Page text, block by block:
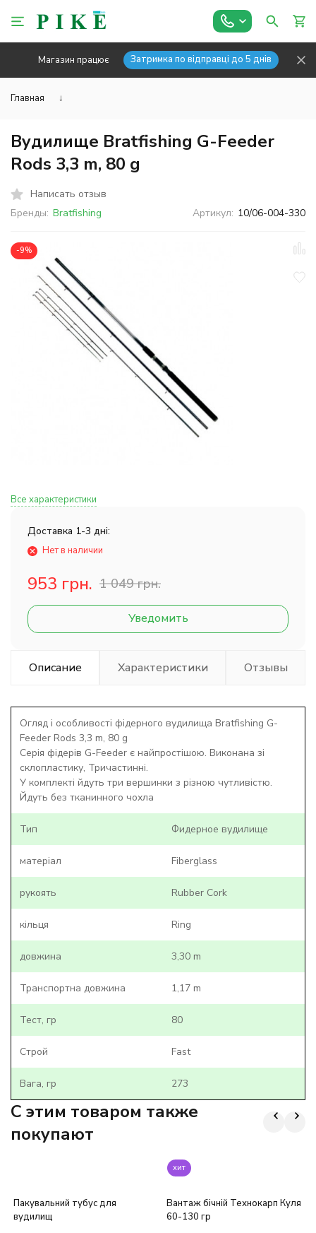
Магазин працює Затримка по відправці до 5 днів
Главная ↓
Вудилище Bratfishing G-Feeder
Rods 3,3 m, 80 g
Написать отзыв
Бренды: Bratfishing Артикул: 10/06-004-330
-9%
Все характеристики
Доставка 1-3 дні:
Нет в наличии
953 грн. 1 049 грн.
Уведомить
Описание Характеристики Отзывы
Огляд і особливості фідерного вудилища Bratfishing G-
Feeder Rods 3,3 m, 80 g
Серія фідерів G-Feeder є найпростішою. Виконана зі
склопластику, Тричастинні.
У комплекті йдуть три вершинки з різною чутливістю.
Йдуть без тканинного чохла
Тип Фидерное вудилище
матеріал Fiberglass
рукоять Rubber Cork
кільця Ring
довжина 3,30 m
Транспортна довжина 1,17 m
Тест, гр 80
Строй Fast
Вага, гр 273
C этим товаром также
покупают
Пакувальний тубус для
вудилищ
хит
Вантаж бічній Технокарп Куля
60-130 гр